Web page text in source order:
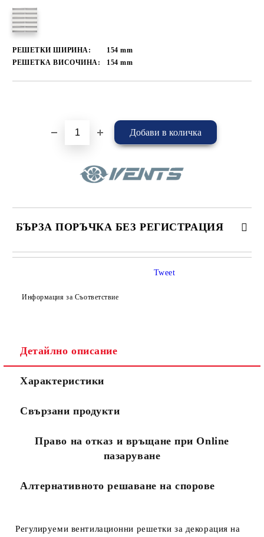
РЕШЕТКИ ШИРИНА: 154mm
РЕШЕТКА ВИСОЧИНА:
154mm
БЪРЗА ПОРЪЧКА БЕЗ РЕГИСТРАЦИЯ
САМО ПОПЪЛНЕТЕ 4 ПОЛЕТА
Съгласен съм сПолитиката за лични данни
Ние ще се свържем с вас в рамките на работния ден.
Информация за Съответствие
Tweet
Детайлно описание
Характеристики
Свързани продукти
Право на отказ и връщане при Online
пазаруване
Алтернативното решаване на спорове
Регулируеми вентилационни решетки за декорация на